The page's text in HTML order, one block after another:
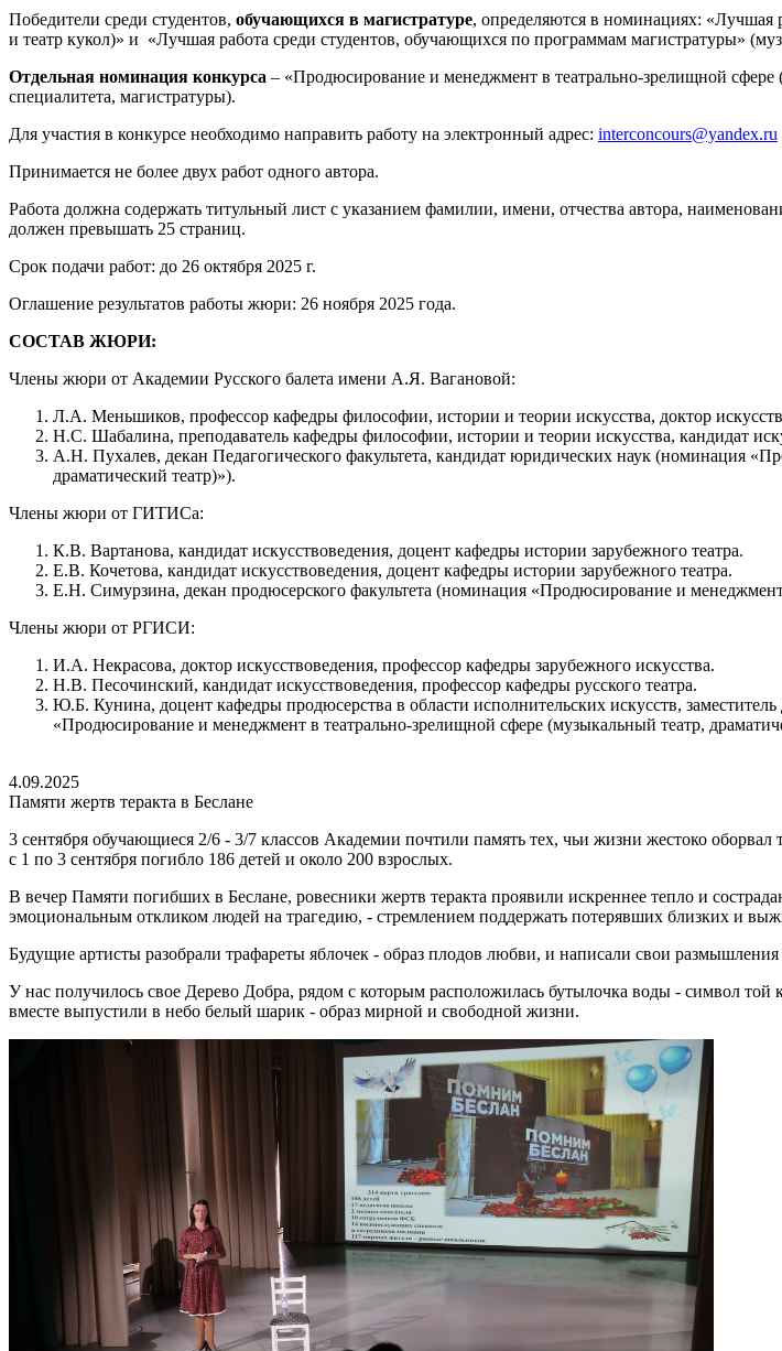
Победители среди студентов, обучающихся в магистратуре, определяются в номинациях: «Лучшая
и театр кукол)» и «Лучшая работа среди студентов, обучающихся по программам магистратуры»
Отдельная номинация конкурса – «Продюсирование и менеджмент в театрально-зрелищной сфере
специалитета, магистратуры).
Для участия в конкурсе необходимо направить работу на электронный адрес: interconcours@yandex.ru
Принимается не более двух работ одного автора.
Работа должна содержать титульный лист с указанием фамилии, имени, отчества автора,
должен превышать 25 страниц.
Срок подачи работ: до 26 октября 2025 г.
Оглашение результатов работы жюри: 26 ноября 2025 года.
СОСТАВ ЖЮРИ:
Члены жюри от Академии Русского балета имени А.Я. Вагановой:
Л.А. Меньшиков, профессор кафедры философии, истории и теории искусства, доктор
Н.С. Шабалина, преподаватель кафедры философии, истории и теории искусства, кандидат
А.Н. Пухалев, декан Педагогического факультета, кандидат юридических наук (номинация
драматический театр)»).
Члены жюри от ГИТИСа:
К.В. Вартанова, кандидат искусствоведения, доцент кафедры истории зарубежного театра.
Е.В. Кочетова, кандидат искусствоведения, доцент кафедры истории зарубежного театра.
Е.Н. Симурзина, декан продюсерского факультета (номинация «Продюсирование и
Члены жюри от РГИСИ:
И.А. Некрасова, доктор искусствоведения, профессор кафедры зарубежного искусства.
Н.В. Песочинский, кандидат искусствоведения, профессор кафедры русского театра.
Ю.Б. Кунина, доцент кафедры продюсерства в области исполнительских искусств,
«Продюсирование и менеджмент в театрально-зрелищной сфере (музыкальный театр,
4.09.2025
Памяти жертв теракта в Беслане
3 сентября обучающиеся 2/6 - 3/7 классов Академии почтили память тех, чьи жизни жестоко
с 1 по 3 сентября погибло 186 детей и около 200 взрослых.
В вечер Памяти погибших в Беслане, ровесники жертв теракта проявили искреннее тепло и
эмоциональным откликом людей на трагедию, - стремлением поддержать потерявших близких и
Будущие артисты разобрали трафареты яблочек - образ плодов любви, и написали свои
У нас получилось свое Дерево Добра, рядом с которым расположилась бутылочка воды - символ
вместе выпустили в небо белый шарик - образ мирной и свободной жизни.